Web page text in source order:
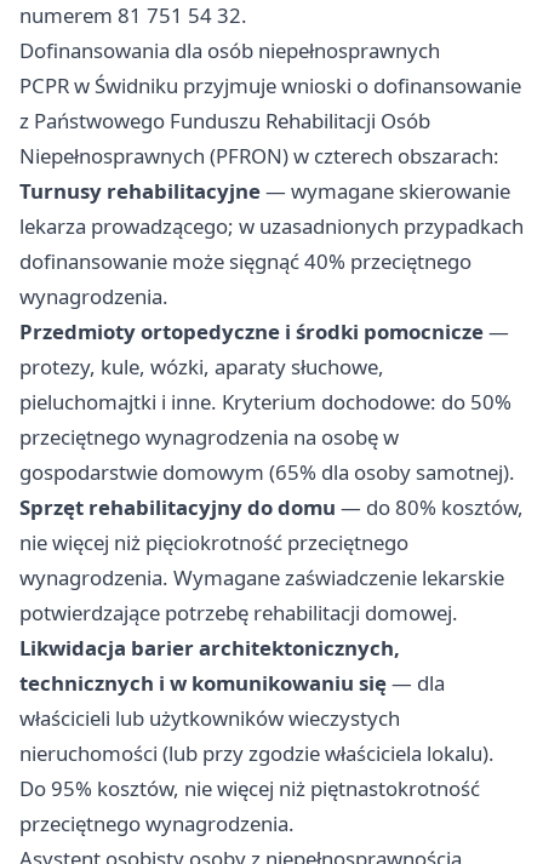
numerem 81 751 54 32.
Dofinansowania dla osób niepełnosprawnych
PCPR w Świdniku przyjmuje wnioski o dofinansowanie
z Państwowego Funduszu Rehabilitacji Osób
Niepełnosprawnych (PFRON) w czterech obszarach:
Turnusy rehabilitacyjne— wymagane skierowanie
lekarza prowadzącego; w uzasadnionych przypadkach
dofinansowanie może sięgnąć 40% przeciętnego
wynagrodzenia.
Przedmioty ortopedyczne i środki pomocnicze—
protezy, kule, wózki, aparaty słuchowe,
pieluchomajtki i inne. Kryterium dochodowe: do 50%
przeciętnego wynagrodzenia na osobę w
gospodarstwie domowym (65% dla osoby samotnej).
Sprzęt rehabilitacyjny do domu — do 80% kosztów,
nie więcej niż pięciokrotność przeciętnego
wynagrodzenia. Wymagane zaświadczenie lekarskie
potwierdzające potrzebę rehabilitacji domowej.
Likwidacja barier architektonicznych,
technicznych i w komunikowaniu się— dla
właścicieli lub użytkowników wieczystych
nieruchomości (lub przy zgodzie właściciela lokalu).
Do 95% kosztów, nie więcej niż piętnastokrotność
przeciętnego wynagrodzenia.